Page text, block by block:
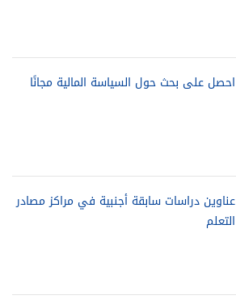
احصل على بحث حول السياسة المالية مجانًا
عناوين دراسات سابقة أجنبية في مراكز مصادر
التعلم